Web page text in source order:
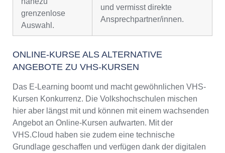
grenzenlose
Auswahl.
und vermisst direkte
Ansprechpartner/innen.
ONLINE-KURSE ALS ALTERNATIVE
ANGEBOTE ZU VHS-KURSEN
Das E-Learning boomt und macht gewöhnlichen VHS-
Kursen Konkurrenz. Die Volkshochschulen mischen
hier aber längst mit und können mit einem wachsenden
Angebot an Online-Kursen aufwarten. Mit der
VHS.Cloud haben sie zudem eine technische
Grundlage geschaffen und verfügen dank der digitalen